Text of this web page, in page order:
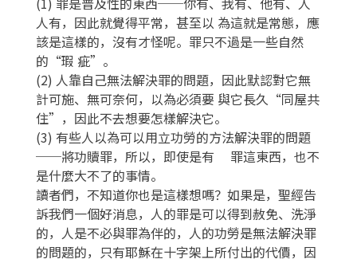
人有，因此就覺得平常，甚至以 為這就是常態，應
該是這樣的，沒有才怪呢。罪只不過是一些自然
的“瑕 疵”。
(2) 人靠自己無法解決罪的問題，因此默認對它無
計可施、無可奈何，以為必須要 與它長久“同屋共
住”，因此不去想要怎樣解決它。
(3) 有些人以為可以用立功勞的方法解決罪的問題
──將功贖罪，所以，即使是有 罪這東西，也不
是什麼大不了的事情。
讀者們，不知道你也是這樣想嗎？如果是，聖經告
訴我們一個好消息，人的罪是可以得到赦免、洗淨
的，人是不必與罪為伴的，人的功勞是無法解決罪
的問題的，只有耶穌在十字架上所付出的代價，因